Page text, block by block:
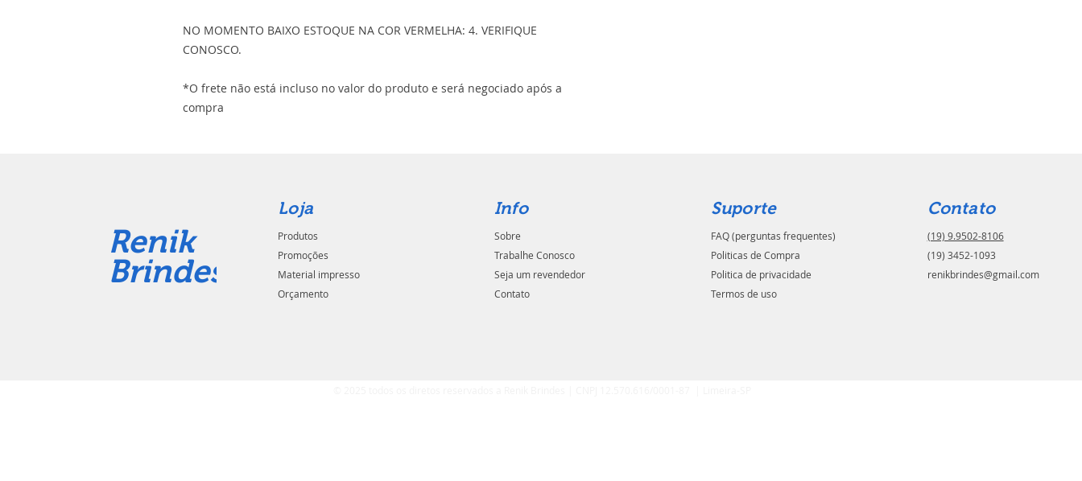
NO MOMENTO BAIXO ESTOQUE NA COR VERMELHA: 4. VERIFIQUE
CONOSCO.
*O frete não está incluso no valor do produto e será negociado após a
compra
Renik
Brindes
Loja
Produtos
Promoções
Material impresso
Orçamento
Info
Sobre
Trabalhe Conosco
Seja um revendedor
Contato
Suporte
FAQ (perguntas frequentes)
Politicas de Compra
Politica de privacidade
Termos de uso
Contato
(19) 9.9502-8106
(19) 3452-1093
renikbrindes@gmail.com